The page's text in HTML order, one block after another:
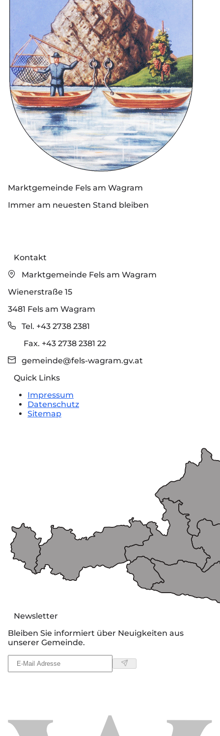
Marktgemeinde Fels am Wagram
Immer am neuesten Stand bleiben
Kontakt
Marktgemeinde Fels am Wagram
Wienerstraße 15
3481 Fels am Wagram
Tel. +43 2738 2381
Fax. +43 2738 2381 22
gemeinde@fels-wagram.gv.at
Quick Links
Impressum
Datenschutz
Sitemap
Newsletter
Bleiben Sie informiert über Neuigkeiten aus
unserer Gemeinde.